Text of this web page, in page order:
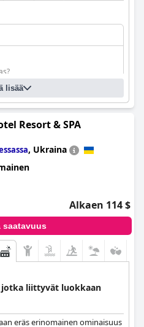
uima-allas
lisää
Resort & SPA
, Ukraina
Alkaen 114 $
saatavuus
jotka liittyvät luokkaan
eräs erinomainen ominaisuus